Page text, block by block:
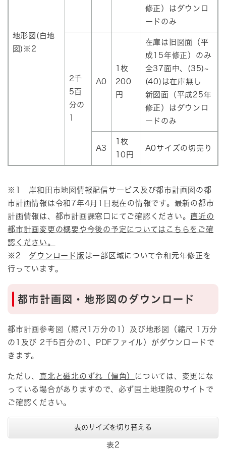
地形図(白地
図)※2
修正）はダウンロ
ードのみ
2千
5百
分の
A0
1枚
200
円
在庫は旧図面（平
成15年修正）のみ
全37面中、(35)~
(40)は在庫無し
新図面（平成25年
修正）はダウンロ
ードのみ
A3
1枚
10円
A0サイズの切売り
※1 岸和田市地図情報配信サービス及び都市計画図の都
市計画情報は令和7年4月1日現在の情報です。最新の都市
計画情報は、都市計画課窓口にてご確認ください。 直近の
都市計画変更の概要や今後の予定についてはこちらをご確
認ください。
※2 ダウンロード版 は一部区域について令和元年修正を
行っています。
都市計画図・地形図のダウンロード
都市計画参考図（縮尺1万分の1）及び地形図（縮尺 1万分
の1及び 2千5百分の1、PDFファイル）がダウンロードで
きます。
ただし、 真北と磁北のずれ（偏角）
については、変更にな
っている場合がありますので、必ず国土地理院のサイトで
ご確認ください。
表のサイズを切り替える
表2